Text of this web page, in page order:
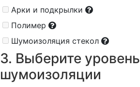
Арки и подкрылки
Полимер
Шумоизоляция стекол
3. Выберите уровень
шумоизоляции